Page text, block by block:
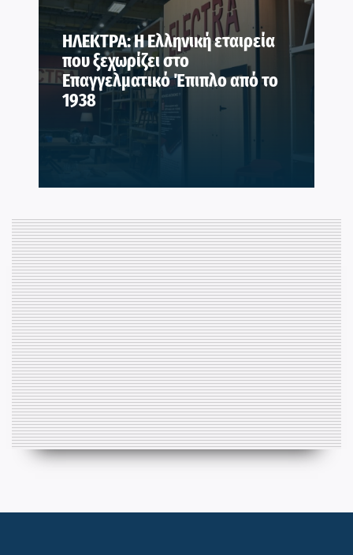
ΗΛΕΚΤΡΑ: Η Ελληνική εταιρεία
που ξεχωρίζει στο
Επαγγελματικό Έπιπλο από το
1938